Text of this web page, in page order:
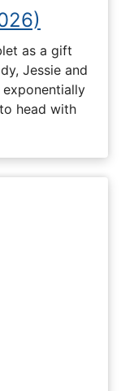
as a gift
Jessie and
head with